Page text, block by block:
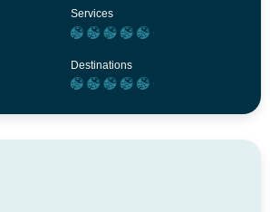
Services
Destinations